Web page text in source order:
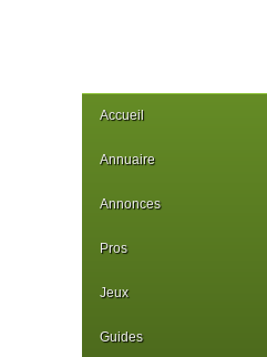
Accueil
Annuaire
Annonces
Pros
Jeux
Guides